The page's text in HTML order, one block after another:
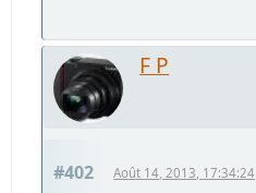
F P
#402 Août 14, 2013, 17:34:24